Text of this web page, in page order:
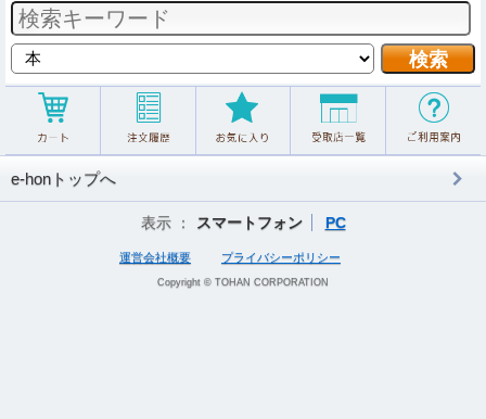
e-honトップへ
表示 ： スマートフォン PC
運営会社概要 プライバシーポリシー
Copyright © TOHAN CORPORATION